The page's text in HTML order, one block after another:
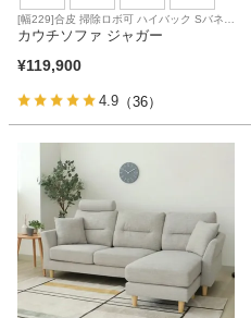
[幅229]合皮 掃除ロボ可 ハイバック Sバネ
直置き可能
カウチソファ ジャガー
¥119,900
4.9 （36）